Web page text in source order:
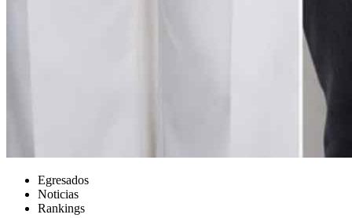
Egresados
Noticias
Rankings